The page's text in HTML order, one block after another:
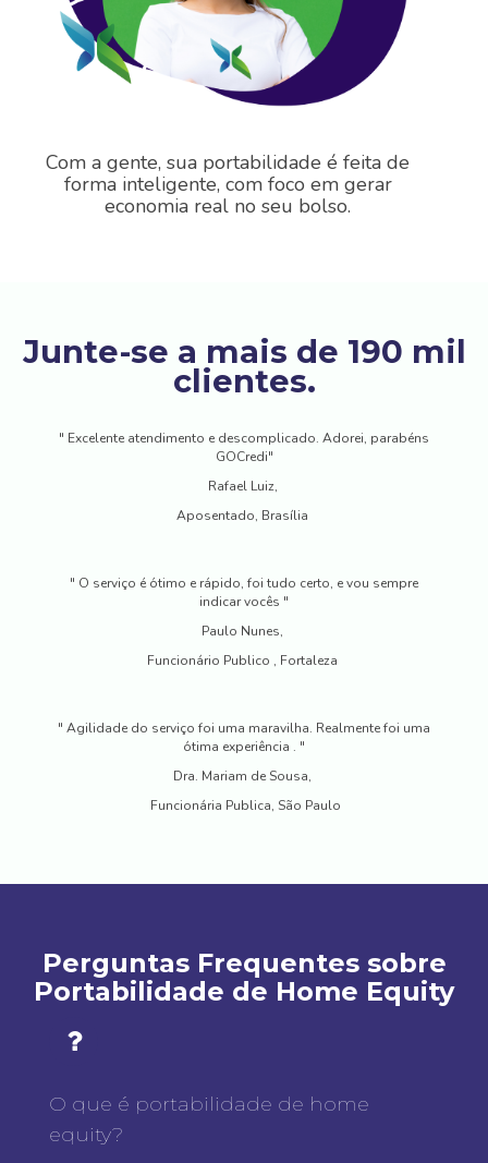
Com a gente, sua portabilidade é feita de
forma inteligente, com foco em gerar
economia real no seu bolso.
Junte-se a mais de 190 mil
clientes.
" Excelente atendimento e descomplicado. Adorei, parabéns
GOCredi"
Rafael Luiz,
Aposentado, Brasília
" O serviço é ótimo e rápido, foi tudo certo, e vou sempre
indicar vocês "
Paulo Nunes,
Funcionário Publico , Fortaleza
" Agilidade do serviço foi uma maravilha. Realmente foi uma
ótima experiência . "
Dra. Mariam de Sousa,
Funcionária Publica, São Paulo
Perguntas Frequentes sobre
Portabilidade de Home Equity
O que é portabilidade de home
equity?